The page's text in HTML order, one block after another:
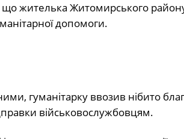
що жителька Житомирського
допомоги.
гуманітарку ввозив нібито
військовослужбовцям.